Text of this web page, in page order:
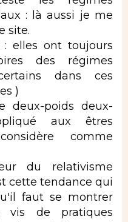
: là aussi je me
site.
elles ont toujours
des régimes
dans ces
)
deux-poids deux-
aux êtres
comme
du relativisme
cette tendance qui
faut se montrer
vis de pratiques